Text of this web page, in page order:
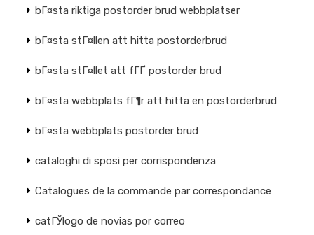
bГ¤sta riktiga postorder brud webbplatser
bГ¤sta stГ¤llen att hitta postorderbrud
bГ¤sta stГ¤llet att fГҐ postorder brud
bГ¤sta webbplats fГ¶r att hitta en postorderbrud
bГ¤sta webbplats postorder brud
cataloghi di sposi per corrispondenza
Catalogues de la commande par correspondance
catГЎlogo de novias por correo